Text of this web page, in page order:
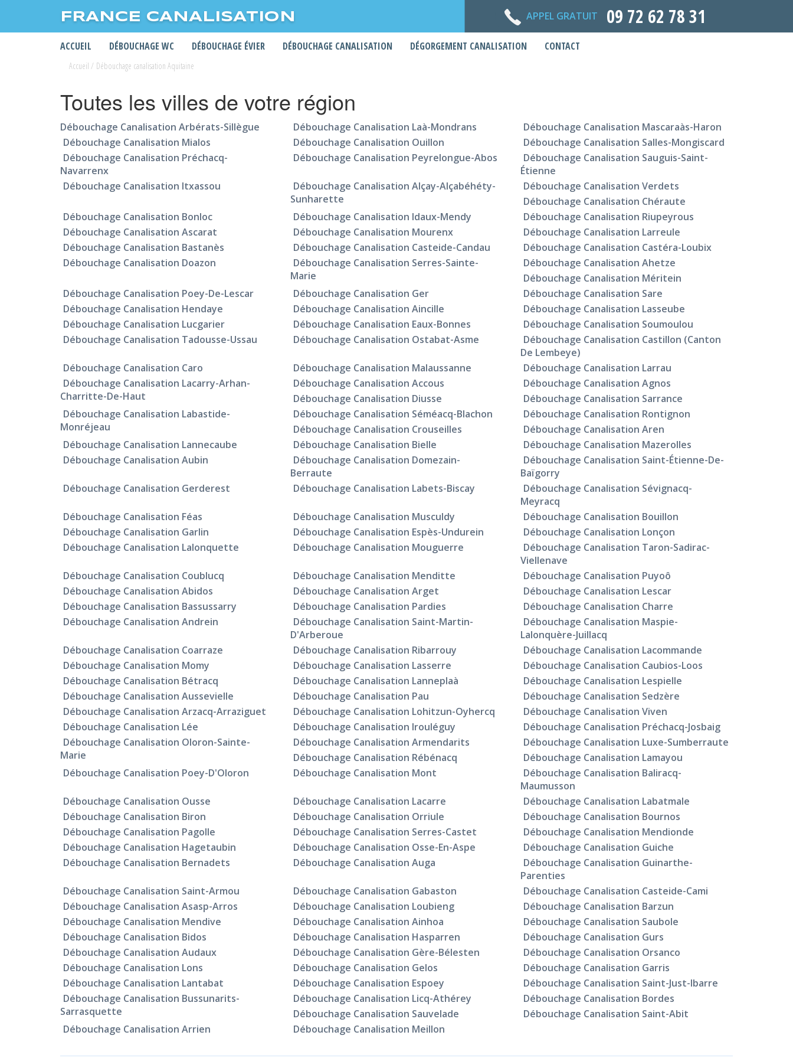
FRANCE CANALISATION APPEL GRATUIT 09 72 62 78 31
ACCUEIL DÉBOUCHAGE WC DÉBOUCHAGE ÉVIER DÉBOUCHAGE CANALISATION DÉGORGEMENT CANALISATION CONTACT
Accueil / Débouchage canalisation Aquitaine
Toutes les villes de votre région
Débouchage Canalisation Arbérats-Sillègue Débouchage Canalisation Laà-Mondrans
Débouchage Canalisation Mascaraàs-Haron
Débouchage Canalisation Mialos
Débouchage Canalisation Ouillon
Débouchage Canalisation Salles-Mongiscard
Débouchage Canalisation Préchacq-
Navarrenx
Débouchage Canalisation Peyrelongue-Abos
Débouchage Canalisation Sauguis-Saint-
Étienne
Débouchage Canalisation Itxassou
Débouchage Canalisation Alçay-Alçabéhéty-
Sunharette
Débouchage Canalisation Verdets
Débouchage Canalisation Chéraute
Débouchage Canalisation Bonloc
Débouchage Canalisation Idaux-Mendy
Débouchage Canalisation Riupeyrous
Débouchage Canalisation Ascarat
Débouchage Canalisation Mourenx
Débouchage Canalisation Larreule
Débouchage Canalisation Bastanès
Débouchage Canalisation Casteide-Candau
Débouchage Canalisation Castéra-Loubix
Débouchage Canalisation Doazon
Débouchage Canalisation Serres-Sainte-
Marie
Débouchage Canalisation Ahetze
Débouchage Canalisation Méritein
Débouchage Canalisation Poey-De-Lescar
Débouchage Canalisation Ger
Débouchage Canalisation Sare
Débouchage Canalisation Hendaye
Débouchage Canalisation Aincille
Débouchage Canalisation Lasseube
Débouchage Canalisation Lucgarier
Débouchage Canalisation Eaux-Bonnes
Débouchage Canalisation Soumoulou
Débouchage Canalisation Tadousse-Ussau
Débouchage Canalisation Ostabat-Asme
Débouchage Canalisation Castillon (Canton
De Lembeye)
Débouchage Canalisation Caro
Débouchage Canalisation Malaussanne
Débouchage Canalisation Larrau
Débouchage Canalisation Lacarry-Arhan-
Charritte-De-Haut
Débouchage Canalisation Accous
Débouchage Canalisation Agnos
Débouchage Canalisation Diusse
Débouchage Canalisation Sarrance
Débouchage Canalisation Labastide-
Monréjeau
Débouchage Canalisation Séméacq-Blachon
Débouchage Canalisation Rontignon
Débouchage Canalisation Crouseilles
Débouchage Canalisation Aren
Débouchage Canalisation Lannecaube
Débouchage Canalisation Bielle
Débouchage Canalisation Mazerolles
Débouchage Canalisation Aubin
Débouchage Canalisation Domezain-
Berraute
Débouchage Canalisation Saint-Étienne-De-
Baïgorry
Débouchage Canalisation Gerderest
Débouchage Canalisation Labets-Biscay
Débouchage Canalisation Sévignacq-
Meyracq
Débouchage Canalisation Féas
Débouchage Canalisation Musculdy
Débouchage Canalisation Bouillon
Débouchage Canalisation Garlin
Débouchage Canalisation Espès-Undurein
Débouchage Canalisation Lonçon
Débouchage Canalisation Lalonquette
Débouchage Canalisation Mouguerre
Débouchage Canalisation Taron-Sadirac-
Viellenave
Débouchage Canalisation Coublucq
Débouchage Canalisation Menditte
Débouchage Canalisation Puyoô
Débouchage Canalisation Abidos
Débouchage Canalisation Arget
Débouchage Canalisation Lescar
Débouchage Canalisation Bassussarry
Débouchage Canalisation Pardies
Débouchage Canalisation Charre
Débouchage Canalisation Andrein
Débouchage Canalisation Saint-Martin-
D'Arberoue
Débouchage Canalisation Maspie-
Lalonquère-Juillacq
Débouchage Canalisation Coarraze
Débouchage Canalisation Ribarrouy
Débouchage Canalisation Lacommande
Débouchage Canalisation Momy
Débouchage Canalisation Lasserre
Débouchage Canalisation Caubios-Loos
Débouchage Canalisation Bétracq
Débouchage Canalisation Lanneplaà
Débouchage Canalisation Lespielle
Débouchage Canalisation Aussevielle
Débouchage Canalisation Pau
Débouchage Canalisation Sedzère
Débouchage Canalisation Arzacq-Arraziguet
Débouchage Canalisation Lohitzun-Oyhercq
Débouchage Canalisation Viven
Débouchage Canalisation Lée
Débouchage Canalisation Irouléguy
Débouchage Canalisation Préchacq-Josbaig
Débouchage Canalisation Oloron-Sainte-
Marie
Débouchage Canalisation Armendarits
Débouchage Canalisation Luxe-Sumberraute
Débouchage Canalisation Rébénacq
Débouchage Canalisation Lamayou
Débouchage Canalisation Poey-D'Oloron
Débouchage Canalisation Mont
Débouchage Canalisation Baliracq-
Maumusson
Débouchage Canalisation Ousse
Débouchage Canalisation Lacarre
Débouchage Canalisation Labatmale
Débouchage Canalisation Biron
Débouchage Canalisation Orriule
Débouchage Canalisation Bournos
Débouchage Canalisation Pagolle
Débouchage Canalisation Serres-Castet
Débouchage Canalisation Mendionde
Débouchage Canalisation Hagetaubin
Débouchage Canalisation Osse-En-Aspe
Débouchage Canalisation Guiche
Débouchage Canalisation Bernadets
Débouchage Canalisation Auga
Débouchage Canalisation Guinarthe-
Parenties
Débouchage Canalisation Saint-Armou
Débouchage Canalisation Gabaston
Débouchage Canalisation Casteide-Cami
Débouchage Canalisation Asasp-Arros
Débouchage Canalisation Loubieng
Débouchage Canalisation Barzun
Débouchage Canalisation Mendive
Débouchage Canalisation Ainhoa
Débouchage Canalisation Saubole
Débouchage Canalisation Bidos
Débouchage Canalisation Hasparren
Débouchage Canalisation Gurs
Débouchage Canalisation Audaux
Débouchage Canalisation Gère-Bélesten
Débouchage Canalisation Orsanco
Débouchage Canalisation Lons
Débouchage Canalisation Gelos
Débouchage Canalisation Garris
Débouchage Canalisation Lantabat
Débouchage Canalisation Espoey
Débouchage Canalisation Saint-Just-Ibarre
Débouchage Canalisation Bussunarits-
Sarrasquette
Débouchage Canalisation Licq-Athérey
Débouchage Canalisation Bordes
Débouchage Canalisation Sauvelade
Débouchage Canalisation Saint-Abit
Débouchage Canalisation Arrien
Débouchage Canalisation Meillon